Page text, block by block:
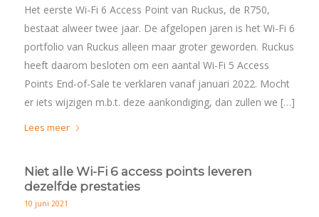
Het eerste Wi-Fi 6 Access Point van Ruckus, de R750,
bestaat alweer twee jaar. De afgelopen jaren is het Wi-Fi 6
portfolio van Ruckus alleen maar groter geworden. Ruckus
heeft daarom besloten om een aantal Wi-Fi 5 Access
Points End-of-Sale te verklaren vanaf januari 2022. Mocht
er iets wijzigen m.b.t. deze aankondiging, dan zullen we […]
Lees meer
Niet alle Wi-Fi 6 access points leveren
dezelfde prestaties
10 juni 2021